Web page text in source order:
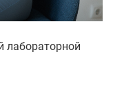
лабораторной